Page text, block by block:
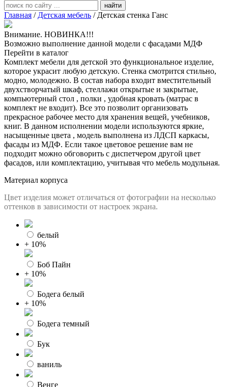
найти
Главная / Детская мебель / Детская стенка Ганс
Внимание. НОВИНКА!!!
Возможно выполнение данной модели с фасадами МДФ
Перейти в каталог
Комплект мебели для детской это функциональное изделие,
которое украсит любую детскую. Стенка смотрится стильно,
модно, молодежно. В состав набора входит вместительный
двухстворчатый шкаф, стеллажи открытые и закрытые,
компьютерный стол , полки , удобная кровать (матрас в
комплект не входит). Все это позволит организовать
прекрасное рабочее место для хранения вещей, учебников,
книг. В данном исполнении модели используются яркие,
насыщенные цвета , модель выполнена из ЛДСП каркасы,
фасады из МДФ. Если такое цветовое решение вам не
подходит можно обговорить с диспетчером другой цвет
фасадов, или комплектацию, учитывая что мебель модульная.
Материал корпуса
Цвет изделия может отличаться от фотографии на несколько
оттенков в зависимости от настроек экрана.
белый
+ 10%
Боб Пайн
+ 10%
Бодега белый
+ 10%
Бодега темный
Бук
ваниль
Венге